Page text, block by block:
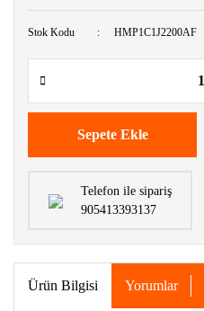
Stok Kodu HMP1C1J2200AF
Sepete Ekle
Telefon ile sipariş
905413393137
Ürün Bilgisi Yorumlar